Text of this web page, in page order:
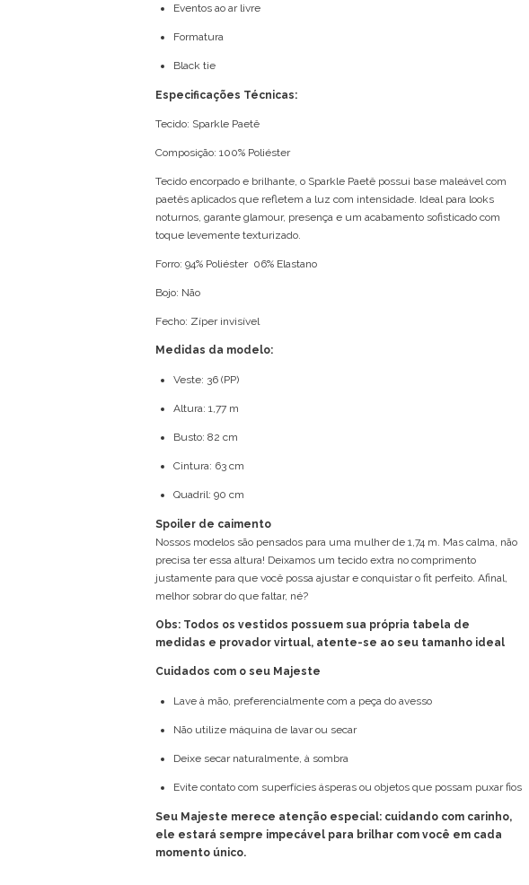
Eventos ao ar livre
Formatura
Black tie
Especificações Técnicas:
Tecido: Sparkle Paetê
Composição: 100% Poliéster
Tecido encorpado e brilhante, o Sparkle Paetê possui base maleável com
paetês aplicados que refletem a luz com intensidade. Ideal para looks
noturnos, garante glamour, presença e um acabamento sofisticado com
toque levemente texturizado.
Forro: 94% Poliéster 06% Elastano
Bojo: Não
Fecho: Zíper invisível
Medidas da modelo:
Veste: 36 (PP)
Altura: 1,77 m
Busto: 82 cm
Cintura: 63 cm
Quadril: 90 cm
Spoiler de caimento
Nossos modelos são pensados para uma mulher de 1,74 m. Mas calma, não
precisa ter essa altura! Deixamos um tecido extra no comprimento
justamente para que você possa ajustar e conquistar o fit perfeito. Afinal,
melhor sobrar do que faltar, né?
Obs: Todos os vestidos possuem sua própria tabela de
medidas e provador virtual, atente-se ao seu tamanho ideal
Cuidados com o seu Majeste
Lave à mão, preferencialmente com a peça do avesso
Não utilize máquina de lavar ou secar
Deixe secar naturalmente, à sombra
Evite contato com superfícies ásperas ou objetos que possam puxar fios
Seu Majeste merece atenção especial: cuidando com carinho,
ele estará sempre impecável para brilhar com você em cada
momento único.